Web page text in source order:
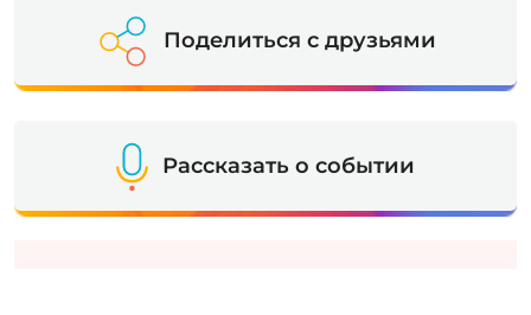
Поделиться с друзьями
Рассказать о событии